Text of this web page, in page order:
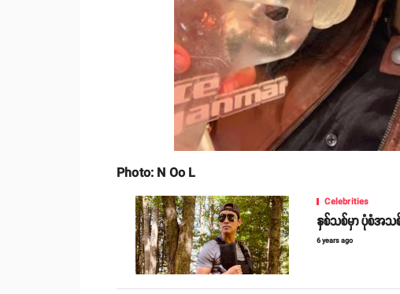
Photo: N Oo L
Celebrities
နှစ်သစ်မှာ ပုံစံအသစ်
6 years ago